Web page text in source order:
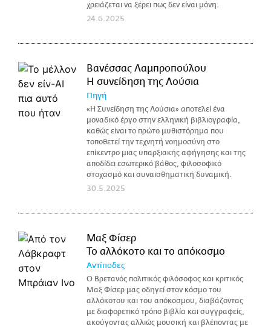
χρειάζεται να ξέρει πως δεν είναι μόνη.
24.6.2025
Βανέσσας Λαμπροπούλου
Η συνείδηση της Λούσια
Πηγή
«Η Συνείδηση της Λούσια» αποτελεί ένα
μοναδικό έργο στην ελληνική βιβλιογραφία,
καθώς είναι το πρώτο μυθιστόρημα που
τοποθετεί την τεχνητή νοημοσύνη στο
επίκεντρο μιας υπαρξιακής αφήγησης και της
αποδίδει εσωτερικό βάθος, φιλοσοφικό
στοχασμό και συναισθηματική δυναμική.
30.5.2025
Μαξ Φίσερ
Το αλλόκοτο και το απόκοσμο
Αντίποδες
Ο Βρετανός πολιτικός φιλόσοφος και κριτικός
Μαξ Φίσερ μας οδηγεί στον κόσμο του
αλλόκοτου και του απόκοσμου, διαβάζοντας
με διαφορετικό τρόπο βιβλία και συγγραφείς,
ακούγοντας αλλιώς μουσική και βλέποντας με